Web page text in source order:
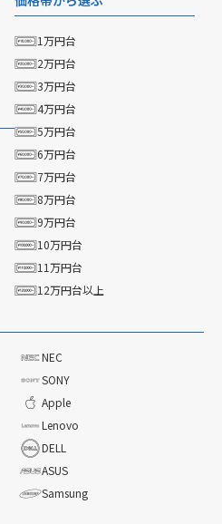
1万円台
2万円台
3万円台
4万円台
5万円台
6万円台
7万円台
8万円台
9万円台
10万円台
11万円台
12万円台以上
NEC
SONY
Apple
Lenovo
DELL
ASUS
Samsung